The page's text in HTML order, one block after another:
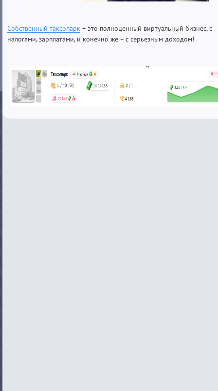
Собственный таксопарк – это полноценный виртуальный бизнес, с
налогами, зарплатами, и конечно же – с серьезным доходом!